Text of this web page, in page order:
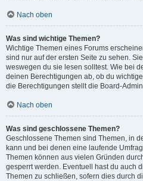
Nach oben
Was sind wichtige Themen?
Wichtige Themen eines Forums
sind nur auf der ersten Seite zu sehen.
weswegen du sie lesen solltest. Wie bei
deinen Berechtigungen ab, ob du
die Berechtigungen stellt die Board-
Nach oben
Was sind geschlossene Themen?
Geschlossene Themen sind Themen, in
kann und bei denen eine laufende
Themen können aus vielen Gründen
gesperrt werden. Eventuell hast du auch
Themen zu schließen, sofern dies durch